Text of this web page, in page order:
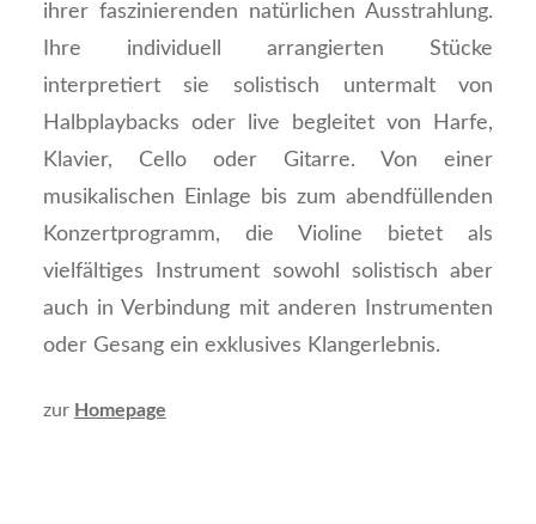
ihrer faszinierenden natürlichen Ausstrahlung.
Ihre individuell arrangierten Stücke
interpretiert sie solistisch untermalt von
Halbplaybacks oder live begleitet von Harfe,
Klavier, Cello oder Gitarre.Von einer
musikalischen Einlage bis zum abendfüllenden
Konzertprogramm, die Violine bietet als
vielfältiges Instrument sowohl solistisch aber
auch in Verbindung mit anderen Instrumenten
oder Gesang ein exklusives Klangerlebnis.
zur Homepage